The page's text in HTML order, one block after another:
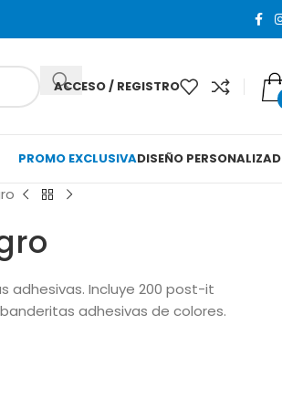
ACCESO / REGISTRO
PROMO EXCLUSIVADISEÑO
adhesivas. Incluye 200 post-it
adhesivas de colores.